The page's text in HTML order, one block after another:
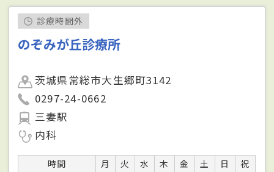
診療時間外
のぞみが丘診療所
茨城県常総市大生郷町3142
0297-24-0662
三妻駅
内科
時間 月 火 水 木 金 土 日 祝